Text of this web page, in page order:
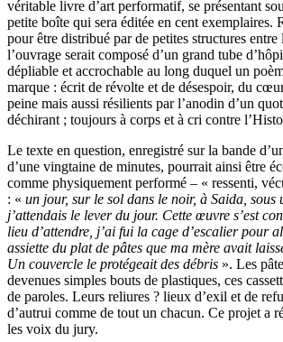
véritable livre d’art performatif, se présentant
petite boîte qui sera éditée en cent exemplaires.
pour être distribué par de petites structures
l’ouvrage serait composé d’un grand tube
dépliable et accrochable au long duquel un
marque : écrit de révolte et de désespoir, du
peine mais aussi résilients par l’anodin d’un
déchirant ; toujours à corps et à cri contre
Le texte en question, enregistré sur la bande
d’une vingtaine de minutes, pourrait ainsi être
comme physiquement performé – « ressenti,
: « un jour, sur le sol dans le noir, à Saida, sous
j’attendais le lever du jour. Cette œuvre s’est
lieu d’attendre, j’ai fui la cage d’escalier pour
assiette du plat de pâtes que ma mère avait
Un couvercle le protégeait des débris ». Les
devenues simples bouts de plastiques, ces
de paroles. Leurs reliures ? lieux d’exil et de
d’autrui comme de tout un chacun. Ce projet a
les voix du jury.